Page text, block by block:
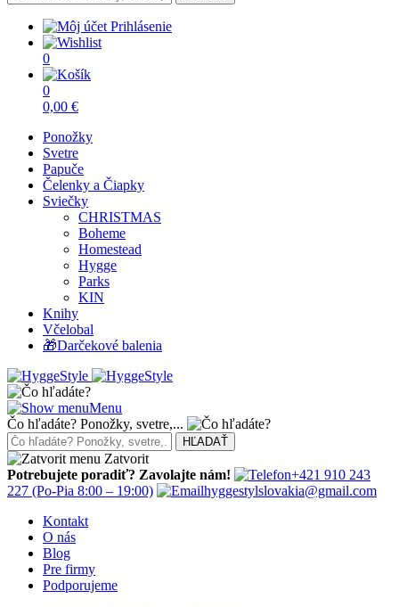
Prihlásenie
0
0
0,00 €
Ponožky
Svetre
Papuče
Čelenky a Čiapky
Sviečky
CHRISTMAS
Boheme
Homestead
Hygge
Parks
KIN
Knihy
Včelobal
🎁Darčekové balenia
Menu
Čo hľadáte? Ponožky, svetre,...
Zatvorit
Potrebujete poradiť? Zavolajte nám!
+421 910 243
227 (Po-Pia 8:00 – 19:00)
hyggestylslovakia@gmail.com
Kontakt
O nás
Blog
Pre firmy
Podporujeme